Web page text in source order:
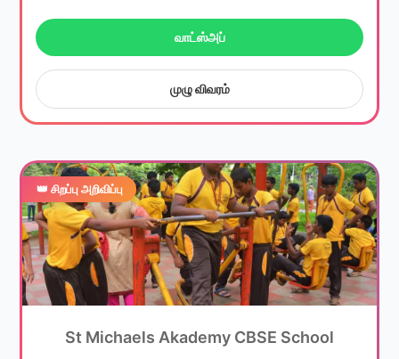
வாட்ஸ்அப்
முழு விவரம்
👑 சிறப்பு அறிவிப்பு
St Michaels Akademy CBSE School